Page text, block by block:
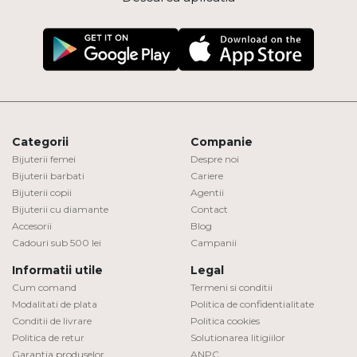
Categorii
Bijuterii femei
Bijuterii barbati
Bijuterii copii
Bijuterii cu diamante
Accesorii
Cadouri sub 500 lei
Companie
Despre noi
Cariere
Agentii
Contact
Blog
Campanii
Informatii utile
Cum comand
Modalitati de plata
Conditii de livrare
Politica de retur
Garantia produselor
Legal
Termeni si conditii
Politica de confidentialitate
Politica cookies
Solutionarea litigiilor
ANPC